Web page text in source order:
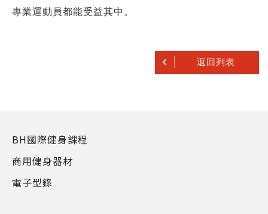
專業運動員都能受益其中。
返回列表
BH國際健身課程
商用健身器材
電子型錄